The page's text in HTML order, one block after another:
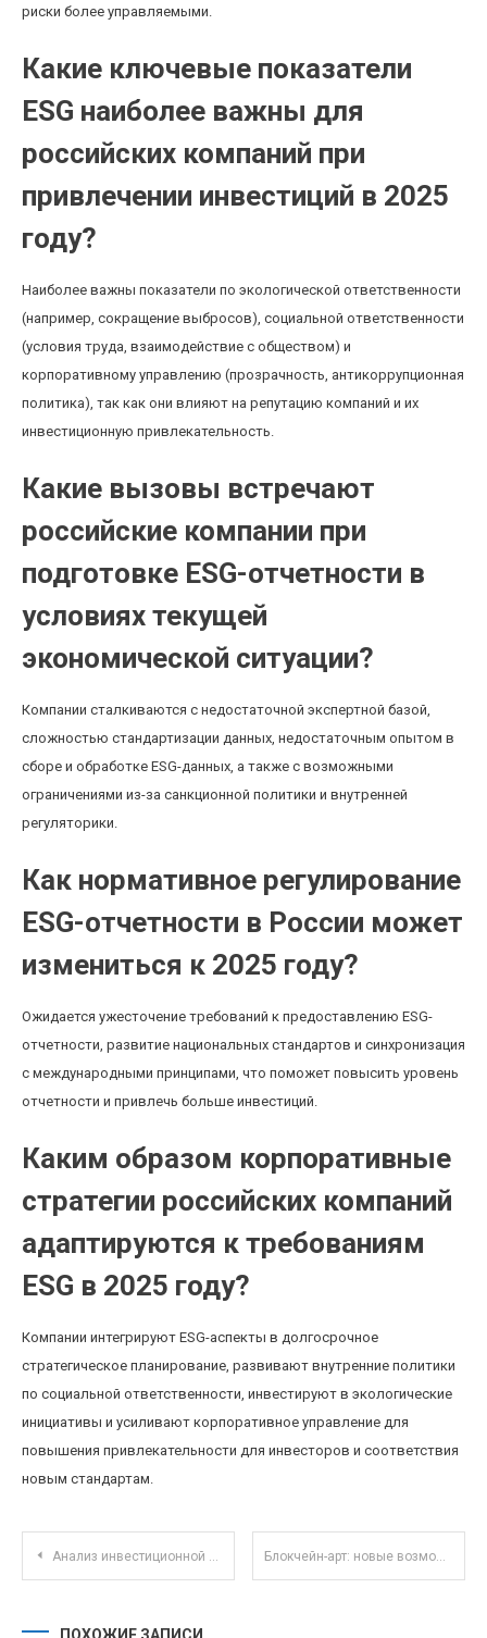
риски более управляемыми.
Какие ключевые показатели
ESG наиболее важны для
российских компаний при
привлечении инвестиций в 2025
году?
Наиболее важны показатели по экологической ответственности
(например, сокращение выбросов), социальной ответственности
(условия труда, взаимодействие с обществом) и
корпоративному управлению (прозрачность, антикоррупционная
политика), так как они влияют на репутацию компаний и их
инвестиционную привлекательность.
Какие вызовы встречают
российские компании при
подготовке ESG-отчетности в
условиях текущей
экономической ситуации?
Компании сталкиваются с недостаточной экспертной базой,
сложностью стандартизации данных, недостаточным опытом в
сборе и обработке ESG-данных, а также с возможными
ограничениями из-за санкционной политики и внутренней
регуляторики.
Как нормативное регулирование
ESG-отчетности в России может
измениться к 2025 году?
Ожидается ужесточение требований к предоставлению ESG-
отчетности, развитие национальных стандартов и синхронизация
с международными принципами, что поможет повысить уровень
отчетности и привлечь больше инвестиций.
Каким образом корпоративные
стратегии российских компаний
адаптируются к требованиям
ESG в 2025 году?
Компании интегрируют ESG-аспекты в долгосрочное
стратегическое планирование, развивают внутренние политики
по социальной ответственности, инвестируют в экологические
инициативы и усиливают корпоративное управление для
повышения привлекательности для инвесторов и соответствия
новым стандартам.
Навигация по записям
Анализ инвестиционной деятельности волонтёрских и благотворительных проектов в реальной жизни Блокчейн-арт: новые возможности для инвестиций в цифровое искусство и NFT-рынки